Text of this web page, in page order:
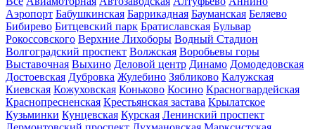
Аэропорт Бабушкинская Баррикадная Бауманская Беляево
Бибирево Битцевский парк Братиславская Бульвар
Рокоссовского Верхние Лихоборы Водный Стадион
Волгоградский проспект Волжская Воробьевы горы
Выставочная Выхино Деловой центр Динамо Домодедовская
Достоевская Дубровка Жулебино Зябликово Калужская
Киевская Кожуховская Коньково Косино Красногвардейская
Краснопресненская Крестьянская застава Крылатское
Кузьминки Кунцевская Курская Ленинский проспект